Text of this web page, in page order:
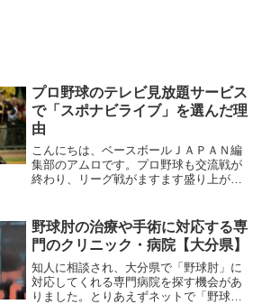
プロ野球のテレビ見放題サービス
で「スポナビライブ」を選んだ理
由
こんにちは、ベースボールＪＡＰＡＮ編
集部のアムロです。プロ野球も交流戦が
終わり、リーグ戦がますます盛り上がっ
自宅に導入しました。見放題サービスは
たくさん提供されているの...
野球肘の治療や手術に対応する専
門のクリニック・病院【大分県】
知人に相談され、大分県で「野球肘」に
対応してくれる専門病院を探す機会があ
りました。とりあえずネットで「野球